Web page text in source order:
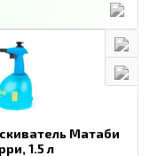
Матаби
1.5 л